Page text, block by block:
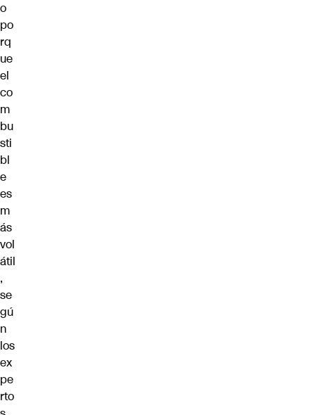
o
po
rq
ue
el
co
m
bu
sti
bl
e
es
m
ás
vol
átil
,
se
gú
n
los
ex
pe
rto